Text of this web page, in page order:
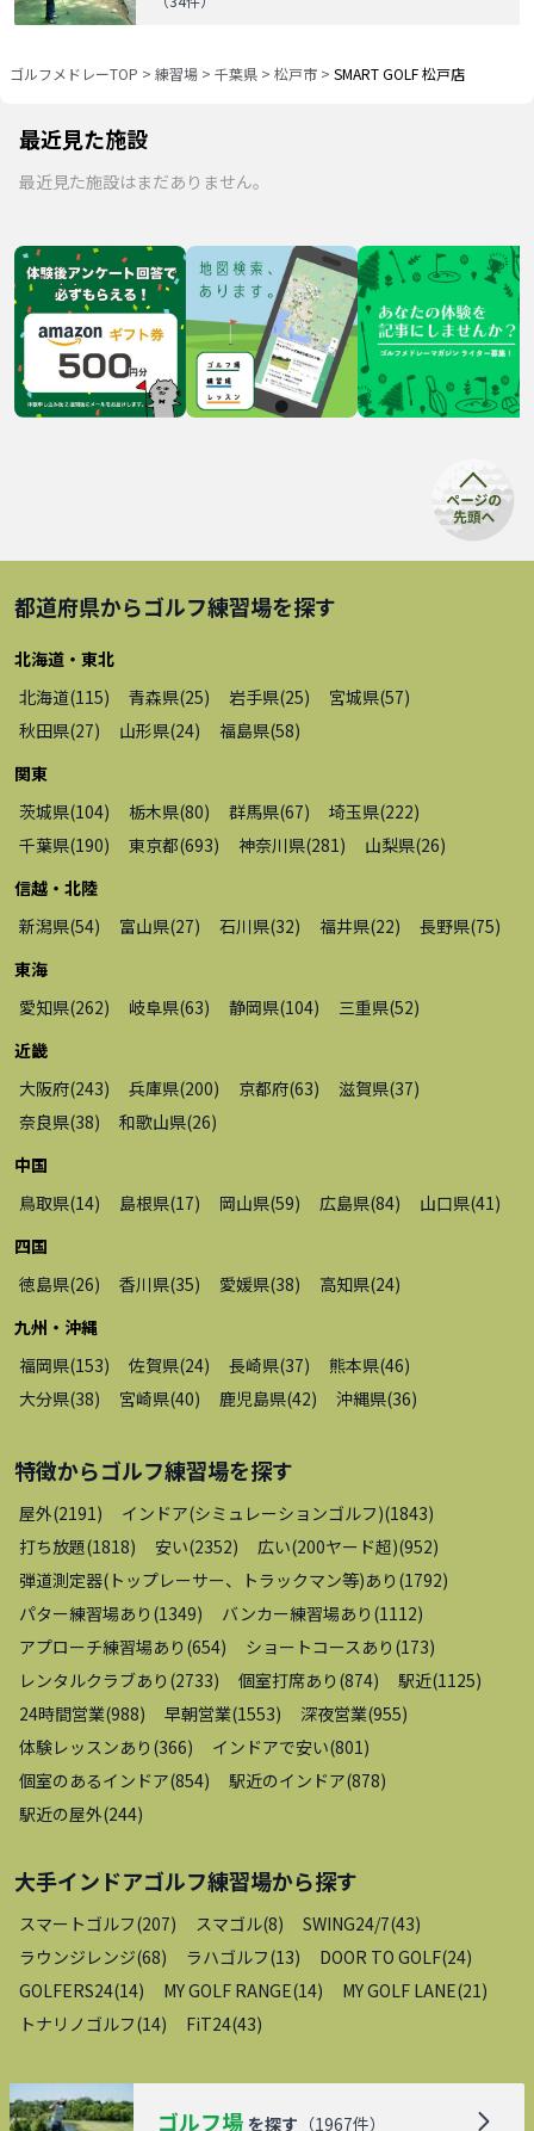
ゴルフメドレーTOP > 練習場 > 千葉県 > 松戸市 > SMART GOLF 松戸店
最近見た施設
最近見た施設はまだありません。
都道府県からゴルフ練習場を探す
北海道・東北
北海道(115) 青森県(25) 岩手県(25) 宮城県(57)
秋田県(27) 山形県(24) 福島県(58)
関東
茨城県(104) 栃木県(80) 群馬県(67) 埼玉県(222)
千葉県(190) 東京都(693) 神奈川県(281 ) 山梨県(26)
信越・北陸
新潟県(54) 富山県(27) 石川県(32) 福井県(22) 長野県(75)
東海
愛知県(262) 岐阜県(63) 静岡県(104) 三重県(52)
近畿
大阪府(243) 兵庫県(200) 京都府(63) 滋賀県(37)
奈良県(38) 和歌山県(26)
中国
鳥取県(14) 島根県(17) 岡山県(59) 広島県(84) 山口県(41 )
四国
徳島県(26) 香川県(35) 愛媛県(38) 高知県(24)
九州・沖縄
福岡県(153) 佐賀県(24) 長崎県(37) 熊本県(46)
大分県(38) 宮崎県(40) 鹿児島県(42) 沖縄県(36)
特徴からゴルフ練習場を探す
屋外(2191 ) インドア(シミュレーションゴルフ)(1843)
打ち放題(1818) 安い(2352) 広い(200ヤード超)(952)
弾道測定器(トップレーサー、トラックマン等)あり (1792)
パター練習場あり (1349) バンカー練習場あり (1112)
アプローチ練習場あり (654) ショートコースあり (173)
レンタルクラブあり (2733) 個室打席あり (874) 駅近(1125)
24時間営業(988) 早朝営業(1553) 深夜営業(955)
体験レッスンあり (366) インドアで安い(801 )
個室のあるインドア(854) 駅近のインドア(878)
駅近の屋外(244)
大手インドアゴルフ練習場から探す
スマートゴルフ(207) スマゴル(8) SWING24/7(43)
ラウンジレンジ(68) ラハゴルフ(13) DOOR TO GOLF(24)
GOLFERS24(14) MY GOLF RANGE(14) MY GOLF LANE(21 )
トナリノゴルフ(14) FiT24(43)
ゴルフ場 を探す （1967件）